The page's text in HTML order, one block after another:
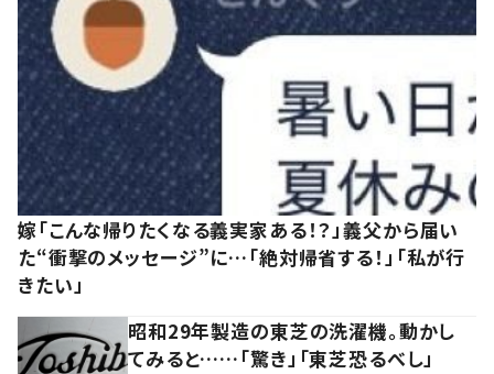
嫁「こんな帰りたくなる義実家ある！？」義父から届い
た“衝撃のメッセージ”に…「絶対帰省する！」「私が行
きたい」
昭和29年製造の東芝の洗濯機。動かし
てみると……「驚き」「東芝恐るべし」